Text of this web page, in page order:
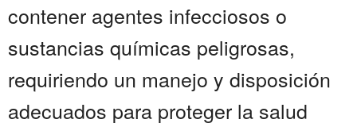
contener agentes infecciosos o
sustancias químicas peligrosas,
requiriendo un manejo y disposición
adecuados para proteger la salud